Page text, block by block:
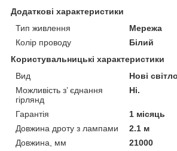
Додаткові характеристики
Тип живлення
Мережа
Колір проводу
Білий
Користувальницькі характеристики
Вид
Нові
Можливість з’ єднання
гірлянд
Ні.
Гарантія
1 місяць
Довжина дроту з лампами
2.1 м
Довжина, мм
21000